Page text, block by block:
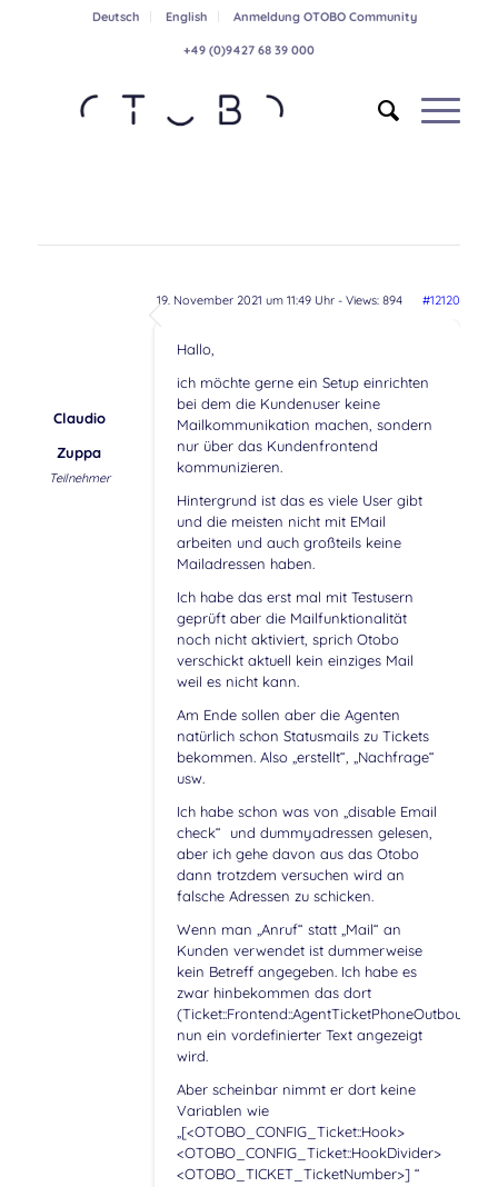
Deutsch English Anmeldung OTOBO Community
+49 (0)9427 68 39 000
19. November 2021 um 11:49 Uhr- Views: 894 #12120
Claudio
Zuppa
Teilnehmer
Hallo,
ich möchte gerne ein Setup einrichten
bei dem die Kundenuser keine
Mailkommunikation machen, sondern
nur über das Kundenfrontend
kommunizieren.
Hintergrund ist das es viele User gibt
und die meisten nicht mit EMail
arbeiten und auch großteils keine
Mailadressen haben.
Ich habe das erst mal mit Testusern
geprüft aber die Mailfunktionalität
noch nicht aktiviert, sprich Otobo
verschickt aktuell kein einziges Mail
weil es nicht kann.
Am Ende sollen aber die Agenten
natürlich schon Statusmails zu Tickets
bekommen. Also „erstellt“, „Nachfrage“
usw.
Ich habe schon was von „disable Email
check“ und dummyadressen gelesen,
aber ich gehe davon aus das Otobo
dann trotzdem versuchen wird an
falsche Adressen zu schicken.
Wenn man „Anruf“ statt „Mail“ an
Kunden verwendet ist dummerweise
kein Betreff angegeben. Ich habe es
zwar hinbekommen das dort
nun ein vordefinierter Text angezeigt
wird.
Aber scheinbar nimmt er dort keine
Variablen wie
„[<OTOBO_CONFIG_Ticket::Hook>
<OTOBO_CONFIG_Ticket::HookDivider>
<OTOBO_TICKET_TicketNumber>] “